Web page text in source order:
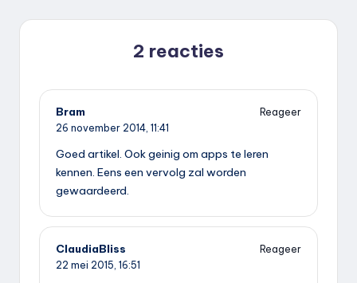
2 reacties
Bram
Reageer
26 november 2014, 11:41
Goed artikel. Ook geinig om apps te leren
kennen. Eens een vervolg zal worden
gewaardeerd.
ClaudiaBliss
Reageer
22 mei 2015, 16:51